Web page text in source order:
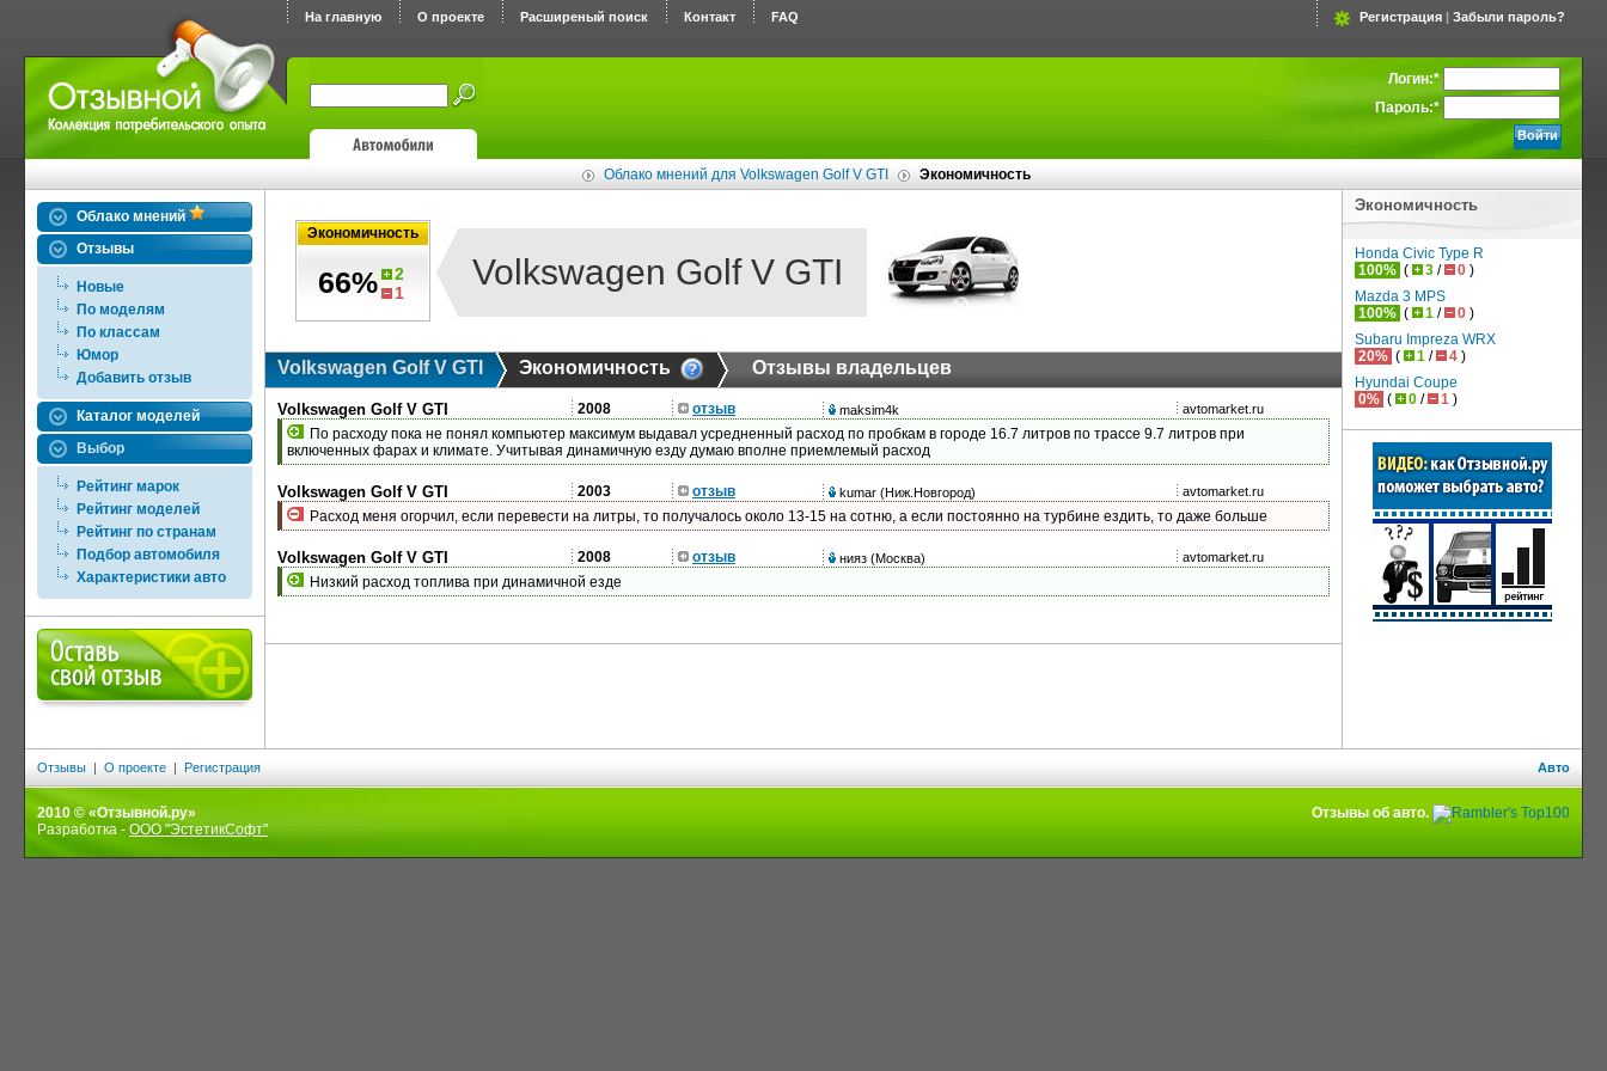
На главную О проекте Расширеный поиск Контакт FAQ Регистрация | Забыли пароль?
Логин:*
Пароль:*
Облако мнений для Volkswagen Golf V GTI Экономичность
Облако мнений
Отзывы
Новые
По моделям
По классам
Юмор
Добавить отзыв
Каталог моделей
Выбор
Рейтинг марок
Рейтинг моделей
Рейтинг по странам
Подбор автомобиля
Характеристики авто
Экономичность
66%
2
1
Volkswagen Golf V GTI
Volkswagen Golf V GTI Экономичность Отзывы владельцев
Volkswagen Golf V GTI 2008 отзыв maksim4k avtomarket.ru
По расходу пока не понял компьютер максимум выдавал усредненный расход по пробкам в городе 16.7 литров по трассе 9.7 литров при
включенных фарах и климате. Учитывая динамичную езду думаю вполне приемлемый расход
Volkswagen Golf V GTI 2003 отзыв kumar (Ниж.Новгород) avtomarket.ru
Расход меня огорчил, если перевести на литры, то получалось около 13-15 на сотню, а если постоянно на турбине ездить, то даже больше
Volkswagen Golf V GTI 2008 отзыв нияз (Москва) avtomarket.ru
Низкий расход топлива при динамичной езде
Экономичность
Honda Civic Type R
100% ( 3 / 0 )
Mazda 3 MPS
100% ( 1 / 0 )
Subaru Impreza WRX
20% ( 1 / 4 )
Hyundai Coupe
0% ( 0 / 1 )
Отзывы | О проекте | Регистрация Авто
2010 © «Отзывной.ру»
Разработка - ООО "ЭстетикСофт"
Отзывы об авто.